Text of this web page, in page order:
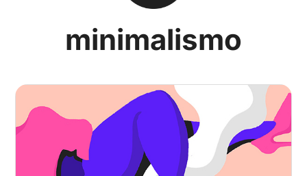
minimalismo